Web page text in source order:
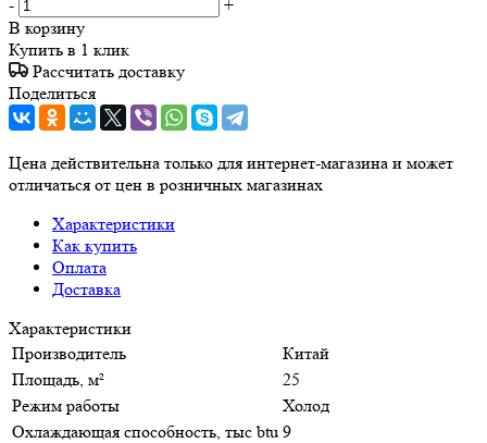
-
+
В корзину
Купить в 1 клик
Рассчитать доставку
Поделиться
Цена действительна только для интернет-магазина и может
отличаться от цен в розничных магазинах
Характеристики
Как купить
Оплата
Доставка
Характеристики
Производитель
Китай
Площадь, м²
25
Режим работы
Холод
Охлаждающая способность, тыс btu 9